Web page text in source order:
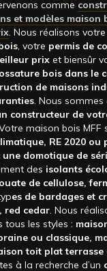
comme
et modèles maison
. Nous réalisons votre
, votre permis de
prix et biensûr
bois dans le
de maisons
. Nous sommes
constructeur de
maison bois MFF
RE 2020 ou
domotique de
des isolants
de cellulose,
es de bardages et
red cedar. Nous
tous les styles :
ou classique,
toit plat terrasse
à la recherche d’un